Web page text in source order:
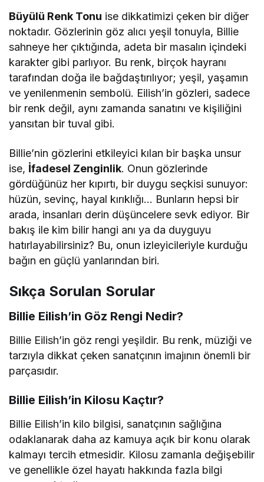
Büyülü Renk Tonu ise dikkatimizi çeken bir diğer
noktadır. Gözlerinin göz alıcı yeşil tonuyla, Billie
sahneye her çıktığında, adeta bir masalın içindeki
karakter gibi parlıyor. Bu renk, birçok hayranı
tarafından doğa ile bağdaştırılıyor; yeşil, yaşamın
ve yenilenmenin sembolü. Eilish’in gözleri, sadece
bir renk değil, aynı zamanda sanatını ve kişiliğini
yansıtan bir tuval gibi.
Billie’nin gözlerini etkileyici kılan bir başka unsur
ise, İfadesel Zenginlik. Onun gözlerinde
gördüğünüz her kıpırtı, bir duygu seçkisi sunuyor:
hüzün, sevinç, hayal kırıklığı… Bunların hepsi bir
arada, insanları derin düşüncelere sevk ediyor. Bir
bakış ile kim bilir hangi anı ya da duyguyu
hatırlayabilirsiniz? Bu, onun izleyicileriyle kurduğu
bağın en güçlü yanlarından biri.
Sıkça Sorulan Sorular
Billie Eilish’in Göz Rengi Nedir?
Billie Eilish’in göz rengi yeşildir. Bu renk, müziği ve
tarzıyla dikkat çeken sanatçının imajının önemli bir
parçasıdır.
Billie Eilish’in Kilosu Kaçtır?
Billie Eilish’in kilo bilgisi, sanatçının sağlığına
odaklanarak daha az kamuya açık bir konu olarak
kalmayı tercih etmesidir. Kilosu zamanla değişebilir
ve genellikle özel hayatı hakkında fazla bilgi